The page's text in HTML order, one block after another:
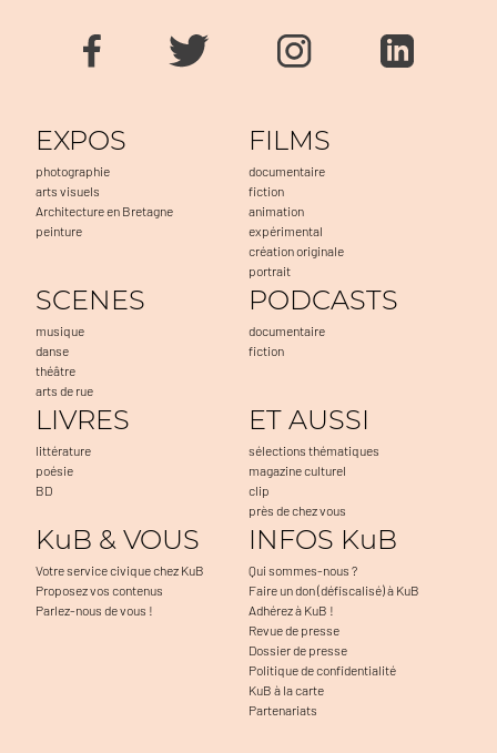
EXPOS
photographie
arts visuels
Architecture en Bretagne
peinture
FILMS
documentaire
fiction
animation
expérimental
création originale
portrait
SCENES
musique
danse
théâtre
arts de rue
PODCASTS
documentaire
fiction
LIVRES
littérature
poésie
BD
ET AUSSI
sélections thématiques
magazine culturel
clip
près de chez vous
KuB & VOUS
Votre service civique chez KuB
Proposez vos contenus
Parlez-nous de vous !
INFOS KuB
Qui sommes-nous ?
Faire un don (défiscalisé) à KuB
Adhérez à KuB !
Revue de presse
Dossier de presse
Politique de confidentialité
KuB à la carte
Partenariats